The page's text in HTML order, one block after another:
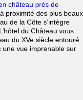
château près de
proximité des plus beaux
de la Côte s’intègre
du Château vous
du XVe siècle entouré
une vue imprenable sur